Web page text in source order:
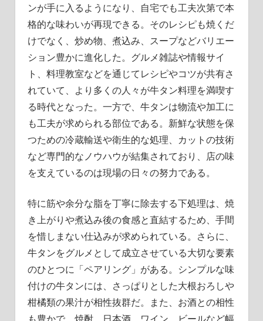
ンが手に入るようになり、自宅でも工夫次第で本
格的な味わいが再現できる。そのレシピも焼くだ
けでなく、炒め物、煮込み、スープなどバリエー
ション豊かに進化した。グルメ雑誌や情報サイ
ト、料理教室などを通じてレシピやコツが共有さ
れていて、より多くの人々が牛タン料理を満喫す
る時代となった。一方で、牛タンは物流や加工に
も工夫が求められる部位である。新鮮な状態を保
つための冷蔵輸送や衛生的な処理、カットの技術
など専門的なノウハウが結集されており、店の味
を支えているのは現場の日々の努力である。
特に筋や余分な脂を丁寧に除去する下処理は、焼
き上がりや煮込み後の食感と直結するため、手間
を惜しまない仕込みが求められている。さらに、
牛タンをグルメとして成立させている大切な要素
のひとつに「ペアリング」がある。シンプルな味
付けの牛タンには、さっぱりとした大根おろしや
柑橘類の果汁が相性抜群だ。また、お酒との相性